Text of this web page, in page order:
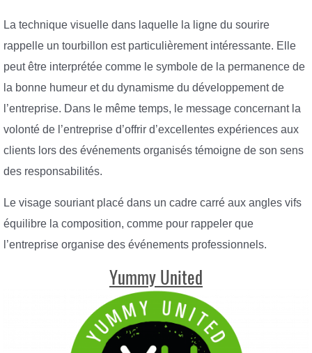
La technique visuelle dans laquelle la ligne du sourire
rappelle un tourbillon est particulièrement intéressante. Elle
peut être interprétée comme le symbole de la permanence de
la bonne humeur et du dynamisme du développement de
l’entreprise. Dans le même temps, le message concernant la
volonté de l’entreprise d’offrir d’excellentes expériences aux
clients lors des événements organisés témoigne de son sens
des responsabilités.
Le visage souriant placé dans un cadre carré aux angles vifs
équilibre la composition, comme pour rappeler que
l’entreprise organise des événements professionnels.
Yummy United